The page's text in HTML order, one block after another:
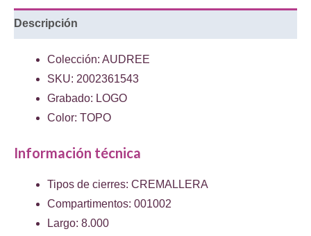
Descripción
Colección: AUDREE
SKU: 2002361543
Grabado: LOGO
Color: TOPO
Información técnica
Tipos de cierres: CREMALLERA
Compartimentos: 001002
Largo: 8.000